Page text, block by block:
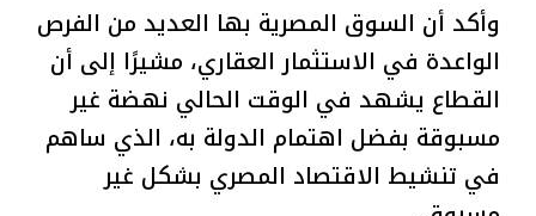
وأكد أن السوق المصرية بها العديد من الفرص
الواعدة في الاستثمار العقاري، مشيرًا إلى أن
القطاع يشهد في الوقت الحالي نهضة غير
مسبوقة بفضل اهتمام الدولة به، الذي ساهم
في تنشيط الاقتصاد المصري بشكل غير